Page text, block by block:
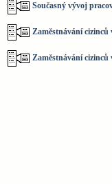
Současný vývoj
Zaměstnávání cizinců
Zaměstnávání cizinců